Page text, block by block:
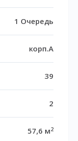
1 Очередь
корп.A
39
2
57,6 м2